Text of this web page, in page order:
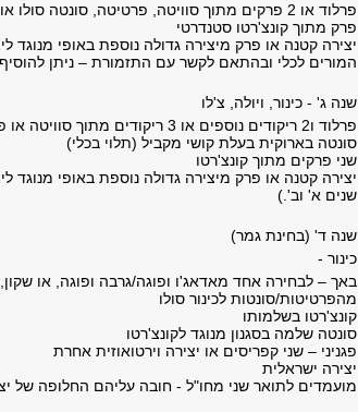
פרלוד או 2 פרקים מתוך סוויטה, פרטיטה, סונטה סולו או גמבה מאת באך (תלוי בכלי)
פרק מתוך קונצ'רטו סטנדרטי
יצירה קטנה או פרק מיצירה גדולה נוספת באופי מנוגד
המורים לכלי ובהתאם לקשר עם התזמורת – ניתן
שנה ג' - כינור, ויולה, צ'לו
פרלוד ו2 ריקודים נוספים או 3
סונטה בארוקית בעלת קושי מקביל (תלוי בכלי)
שני פרקים מתוך קונצ'רטו
יצירה קטנה או פרק מיצירה גדולה נוספת באופי מנוגד
שנים א' וב'.)
שנה ד' (בחינת גמר)
כינור -
באך – לבחירה אחד מאדאג'ו ופוגה/גרבה ופוגה, או
מהפרטיטות/סונטות לכינור סולו
קונצ'רטו בשלמותו
סונטה שלמה בסגנון מנוגד לקונצ'רטו
פגניני – שני קפריסים או יצירה וירטואוזית אחרת
יצירה ישראלית
מועמדים לתואר שני מחו"ל - חובה עליהם החלופה של